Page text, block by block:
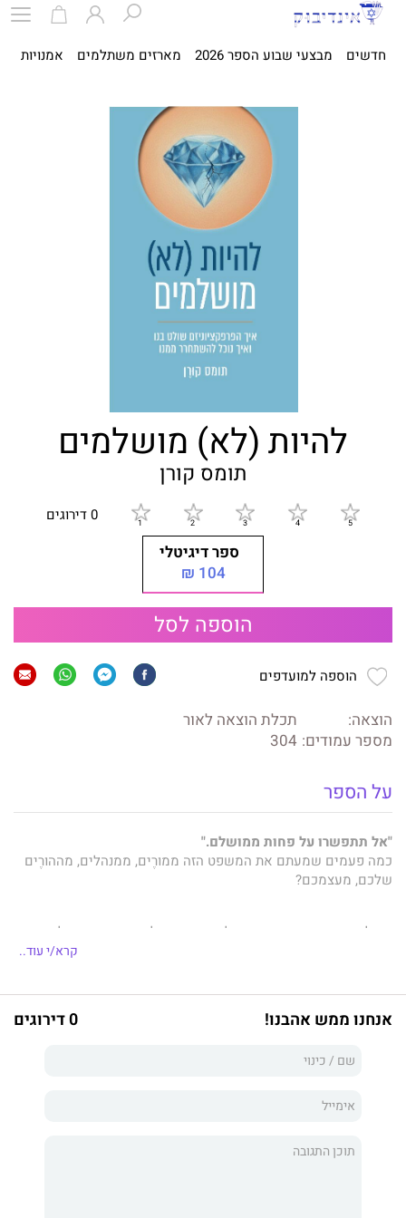
חדשים מבצעי שבוע הספר 2026 מארזים משתלמים אמנויות
להיות (לא) מושלמים
תומס קורן
0 דירוגים
ספר דיגיטלי
104 ₪
הוספה לסל
הוספה למועדפים
הוצאה:
תכלת הוצאה לאור
מספר עמודים: 304
על הספר
"אל תתפשרו על פחות ממושלם."
כמה פעמים שמעתם את המשפט הזה ממורֶים, ממנהלים, מההורֶים
שלכם, מעצמכם?
העולם שאנחנו חיים בו מתגמל מצוינות, אבל גם דוחף אותנו לציפיות
לא אנושיות. אנחנו משווים את עצמנו בלי הפסקה, משכנעים את
תומס קורן, מרצה לפסיכולוגיה בבית הספר לכלכלה של לונדון, יצא
במה שבאמת חשוב: ביצירתיות, בקשרים, בשקט הנפשי וביכולת
ליהנות מהדברים עצמם. קורן טוען שכדי להשתחרר ממלכודת
תוצר של נורמות חברתיות בעייתיות, ושהוא הורס לנו את החיים.
קרא/י עוד..
אנחנו ממש אהבנו! 0 דירוגים